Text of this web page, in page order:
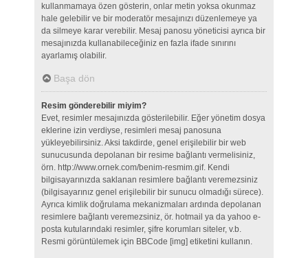
kullanmamaya özen gösterin, onlar metin yoksa okunmaz
hale gelebilir ve bir moderatör mesajınızı düzenlemeye ya
da silmeye karar verebilir. Mesaj panosu yöneticisi ayrıca bir
mesajınızda kullanabileceğiniz en fazla ifade sınırını
ayarlamış olabilir.
Başa dön
Resim gönderebilir miyim?
Evet, resimler mesajınızda gösterilebilir. Eğer yönetim dosya
eklerine izin verdiyse, resimleri mesaj panosuna
yükleyebilirsiniz. Aksi takdirde, genel erişilebilir bir web
sunucusunda depolanan bir resime bağlantı vermelisiniz,
örn. http://www.ornek.com/benim-resmim.gif. Kendi
bilgisayarınızda saklanan resimlere bağlantı veremezsiniz
(bilgisayarınız genel erişilebilir bir sunucu olmadığı sürece).
Ayrıca kimlik doğrulama mekanizmaları ardında depolanan
resimlere bağlantı veremezsiniz, ör. hotmail ya da yahoo e-
posta kutularındaki resimler, şifre korumları siteler, v.b.
Resmi görüntülemek için BBCode [img] etiketini kullanın.